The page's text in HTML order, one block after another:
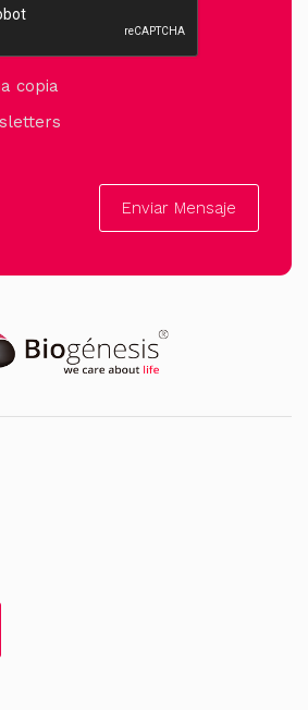
copia
Enviar Mensaje